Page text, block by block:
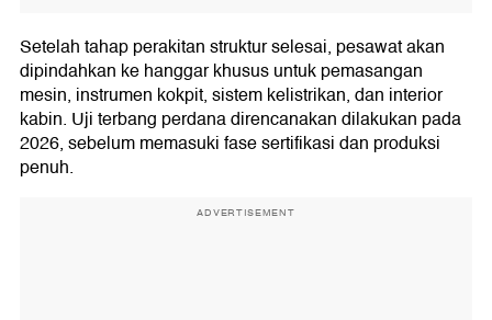
Setelah tahap perakitan struktur selesai, pesawat akan
dipindahkan ke hanggar khusus untuk pemasangan
mesin, instrumen kokpit, sistem kelistrikan, dan interior
kabin. Uji terbang perdana direncanakan dilakukan pada
2026, sebelum memasuki fase sertifikasi dan produksi
penuh.
ADVERTISEMENT